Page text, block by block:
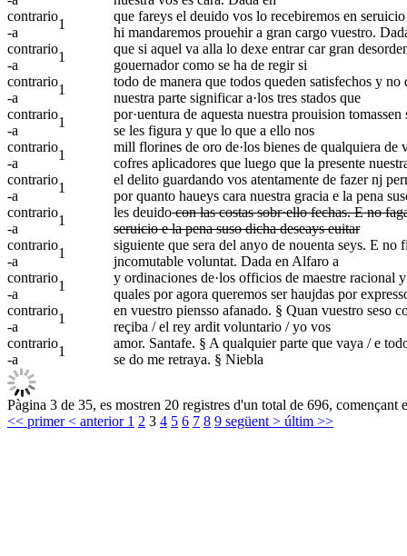
contrario
-a
1
que fareys el deuido vos lo recebiremos en
hi mandaremos prouehir a gran cargo vuestro.
contrario
-a
1
que si aquel va alla lo dexe entrar car gran
gouernador como se ha de regir si
contrario
-a
1
todo de manera que todos queden satisfechos y
nuestra parte significar a·los tres stados que
contrario
-a
1
por·uentura de aquesta nuestra prouision
se les figura y que lo que a ello nos
contrario
-a
1
mill florines de oro de·los bienes de qualquiera de
cofres aplicadores que luego que la presente
contrario
-a
1
el delito guardando vos atentamente de fazer nj
por quanto haueys cara nuestra gracia e la pena
contrario
-a
1
les deuidocon las costas sobr·ello fechas. E no
seruicio e la pena suso dicha deseays euitar
contrario
-a
1
siguiente que sera del anyo de nouenta seys. E no
jncomutable voluntat. Dada en Alfaro a
contrario
-a
1
y ordinaciones de·los officios de maestre racional
quales por agora queremos ser haujdas por
contrario
-a
1
en vuestro piensso afanado. § Quan vuestro seso
reçiba / el rey ardit voluntario / yo vos
contrario
-a
1
amor. Santafe. § A qualquier parte que vaya / e
se do me retraya. § Niebla
Pàgina 3 de 35, es mostren 20 registres d'un total de 696, començant
<< primer< anterior 1 2 3 4 5 6 7 8 9 següent > últim >>